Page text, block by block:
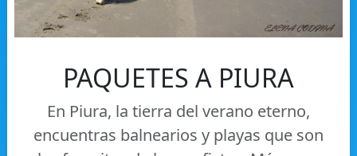
PAQUETES A PIURA
En Piura, la tierra del verano eterno,
encuentras balnearios y playas que son